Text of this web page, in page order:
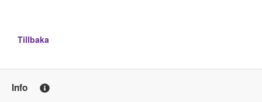
Tillbaka
Info